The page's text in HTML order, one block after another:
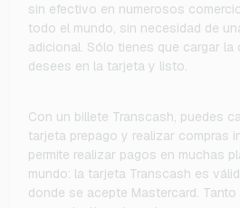
sin efectivo en numerosos
todo el mundo, sin necesidad de
adicional. Sólo tienes que cargar la
desees en la tarjeta y listo.
Con un billete Transcash, puedes
tarjeta prepago y realizar compras
permite realizar pagos en muchas
mundo: la tarjeta Transcash es
donde se acepte Mastercard.